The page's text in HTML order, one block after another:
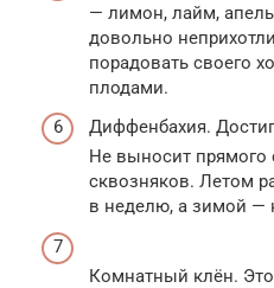
— лимон, лайм,
довольно
порадовать своего
плодами.
Диффенбахия.
Не выносит прямого
сквозняков. Летом
в неделю, а зимой —
Комнатный клён.